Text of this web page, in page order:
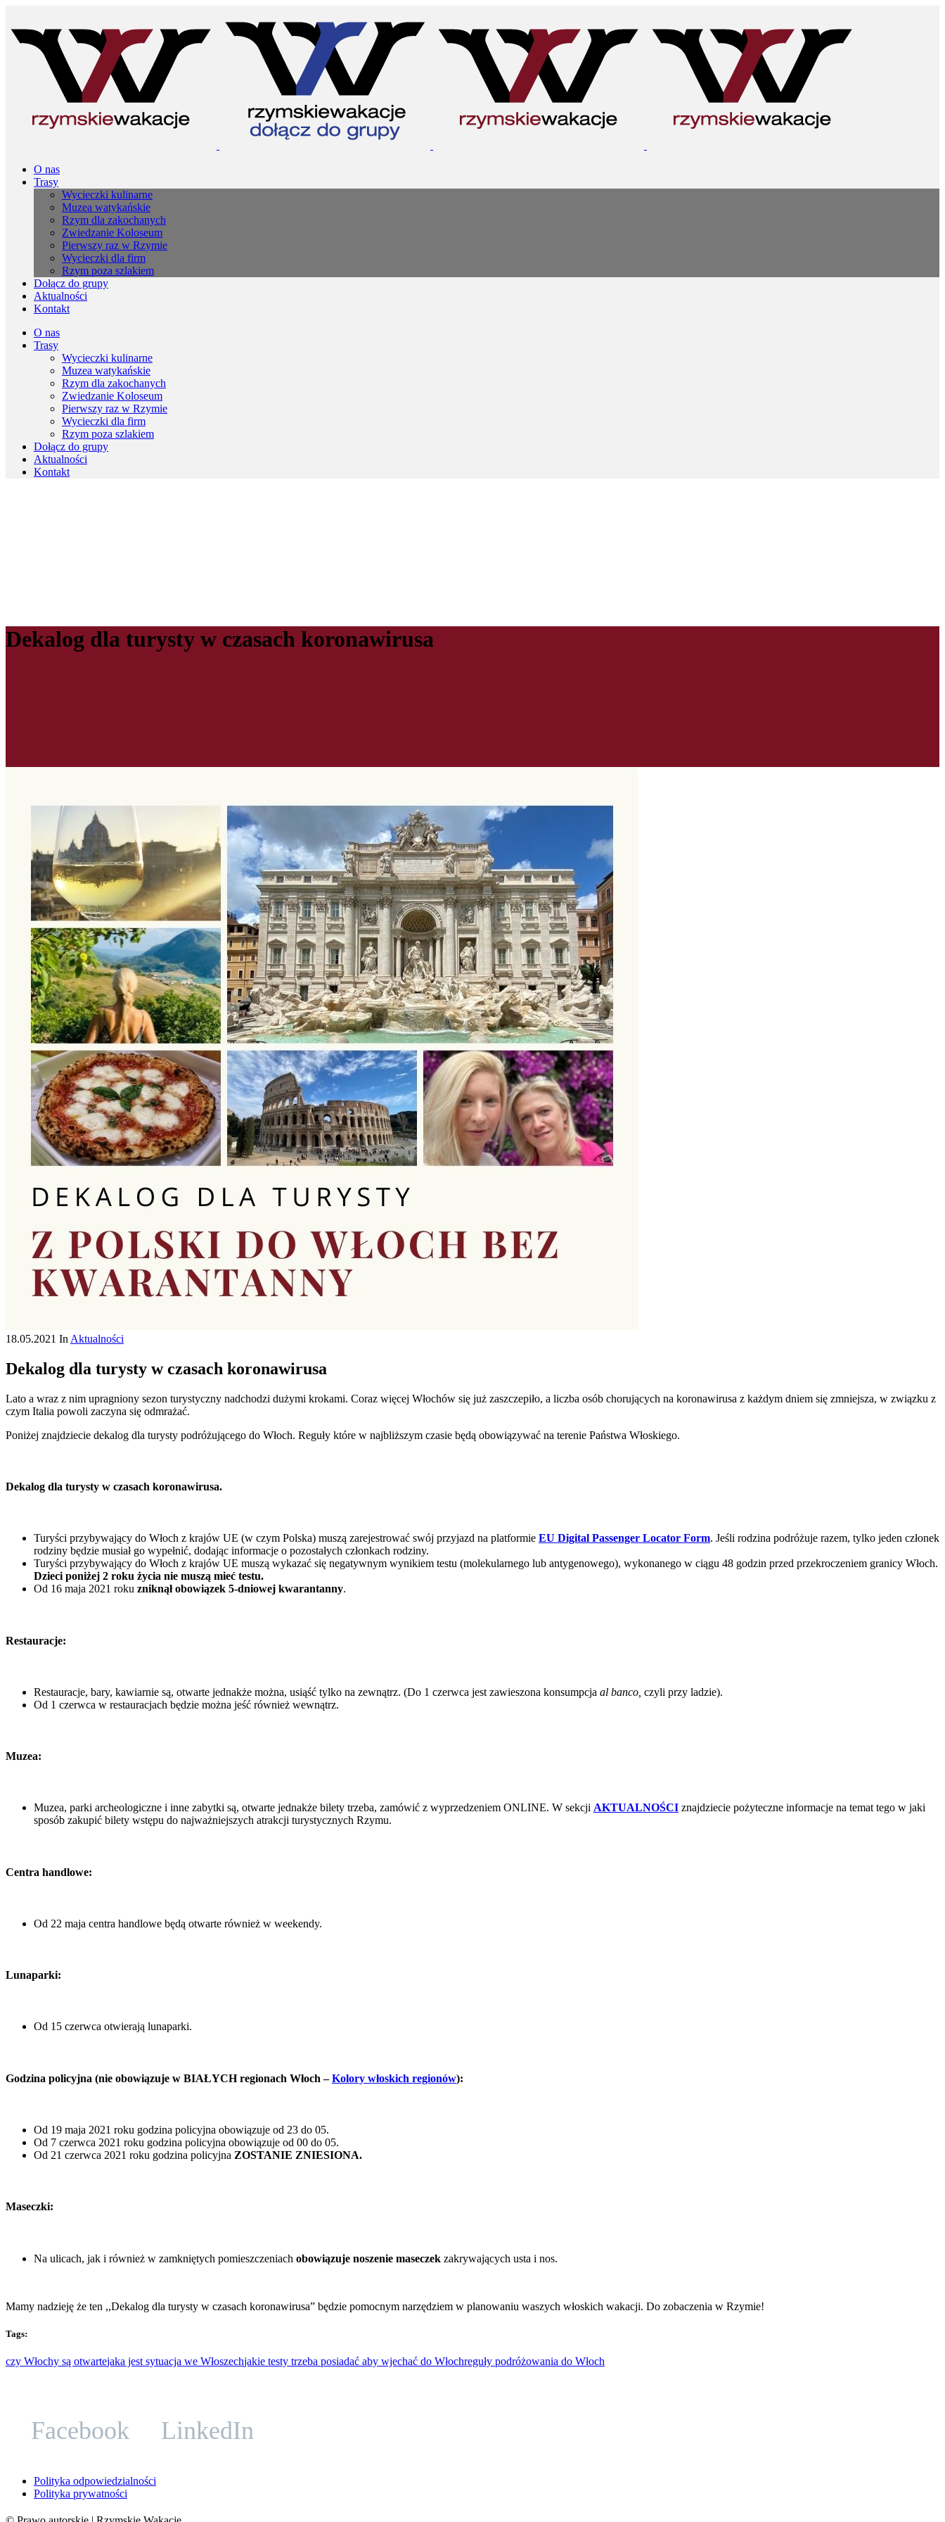
O nas
Trasy
Wycieczki kulinarne
Muzea watykańskie
Rzym dla zakochanych
Zwiedzanie Koloseum
Pierwszy raz w Rzymie
Wycieczki dla firm
Rzym poza szlakiem
Dołącz do grupy
Aktualności
Kontakt
O nas
Trasy
Wycieczki kulinarne
Muzea watykańskie
Rzym dla zakochanych
Zwiedzanie Koloseum
Pierwszy raz w Rzymie
Wycieczki dla firm
Rzym poza szlakiem
Dołącz do grupy
Aktualności
Kontakt
Dekalog dla turysty w czasach koronawirusa
18.05.2021 In Aktualności
Dekalog dla turysty w czasach koronawirusa
Lato a wraz z nim upragniony sezon turystyczny nadchodzi dużymi krokami. Coraz więcej Włochów się już zaszczepiło, a liczba osób chorujących na koronawirusa z każdym dniem się zmniejsza, w związku z
czym Italia powoli zaczyna się odmrażać.
Poniżej znajdziecie dekalog dla turysty podróżującego do Włoch. Reguły które w najbliższym czasie będą obowiązywać na terenie Państwa Włoskiego.
Dekalog dla turysty w czasach koronawirusa.
Turyści przybywający do Włoch z krajów UE (w czym Polska) muszą zarejestrować swój przyjazd na platformie EU Digital Passenger Locator Form. Jeśli rodzina podróżuje razem, tylko jeden członek
rodziny będzie musiał go wypełnić, dodając informacje o pozostałych członkach rodziny.
Turyści przybywający do Włoch z krajów UE muszą wykazać się negatywnym wynikiem testu (molekularnego lub antygenowego), wykonanego w ciągu 48 godzin przed przekroczeniem granicy Włoch.
Dzieci poniżej 2 roku życia nie muszą mieć testu.
Od 16 maja 2021 roku zniknął obowiązek 5-dniowej kwarantanny.
Restauracje:
Restauracje, bary, kawiarnie są, otwarte jednakże można, usiąść tylko na zewnątrz. (Do 1 czerwca jest zawieszona konsumpcja al banco, czyli przy ladzie).
Od 1 czerwca w restauracjach będzie można jeść również wewnątrz.
Muzea:
Muzea, parki archeologiczne i inne zabytki są, otwarte jednakże bilety trzeba, zamówić z wyprzedzeniem ONLINE. W sekcji AKTUALNOŚCI znajdziecie pożyteczne informacje na temat tego w jaki
sposób zakupić bilety wstępu do najważniejszych atrakcji turystycznych Rzymu.
Centra handlowe:
Od 22 maja centra handlowe będą otwarte również w weekendy.
Lunaparki:
Od 15 czerwca otwierają lunaparki.
Godzina policyjna (nie obowiązuje w BIAŁYCH regionach Włoch –Kolory włoskich regionów):
Od 19 maja 2021 roku godzina policyjna obowiązuje od 23 do 05.
Od 7 czerwca 2021 roku godzina policyjna obowiązuje od 00 do 05.
Od 21 czerwca 2021 roku godzina policyjna ZOSTANIE ZNIESIONA.
Maseczki:
Na ulicach, jak i również w zamkniętych pomieszczeniach obowiązuje noszenie maseczek zakrywających usta i nos.
Mamy nadzieję że ten ,,Dekalog dla turysty w czasach koronawirusa” będzie pomocnym narzędziem w planowaniu waszych włoskich wakacji. Do zobaczenia w Rzymie!
Tags:
czy Włochy są otwartejaka jest sytuacja we Włoszechjakie testy trzeba posiadać aby wjechać do Włochreguły podróżowania do Włoch
Facebook LinkedIn
Polityka odpowiedzialności
Polityka prywatności